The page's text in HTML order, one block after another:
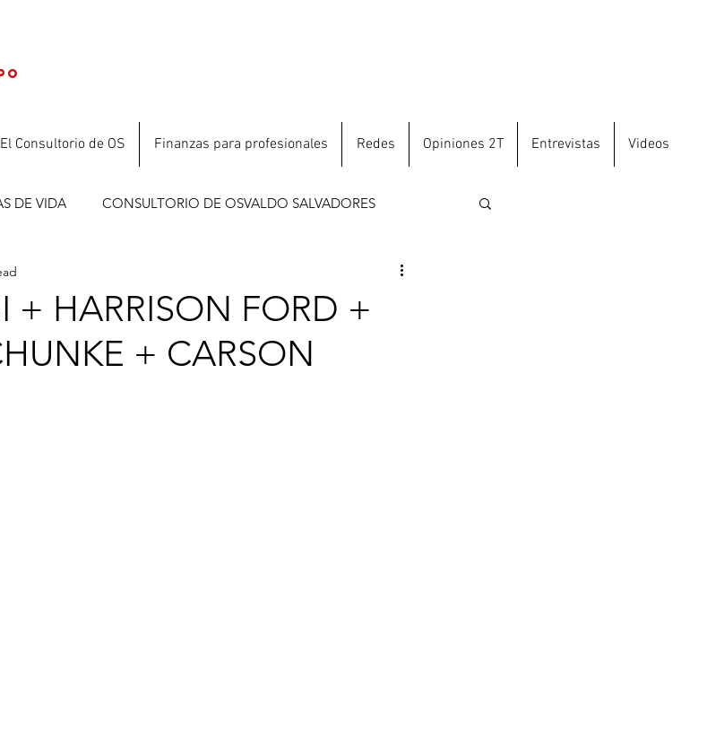
El Consultorio de OS Finanzas para profesionales Redes Opiniones 2T Entrevistas Videos
DE VIDA CONSULTORIO DE OSVALDO SALVADORES
+ HARRISON FORD +
+ CARSON